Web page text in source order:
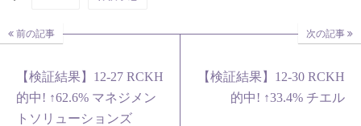
前の記事
【検証結果】12-27 RCKH
的中! ↑62.6% マネジメン
トソリューションズ
次の記事
【検証結果】12-30 RCKH
的中! ↑33.4% チエル